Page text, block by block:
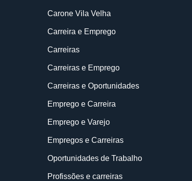
Carone Vila Velha
Carreira e Emprego
Carreiras
Carreiras e Emprego
Carreiras e Oportunidades
Emprego e Carreira
Emprego e Varejo
Empregos e Carreiras
Oportunidades de Trabalho
Profissões e carreiras